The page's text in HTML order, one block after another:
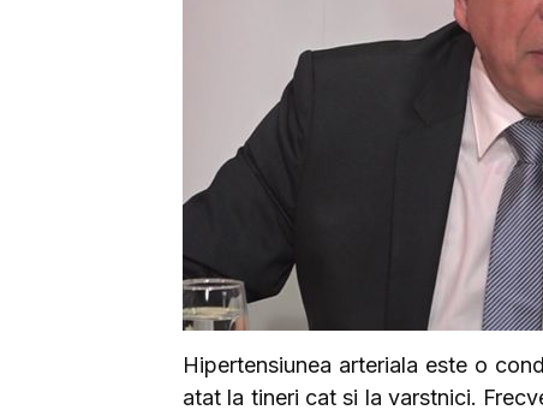
Hipertensiunea arteriala este o
atat la tineri cat si la varstnici.